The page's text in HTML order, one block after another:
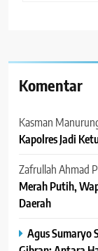
Komentar
Kasman
Kapolres Jadi
Zafrullah Ahmad
Merah Putih,
Daerah
Agus Sumaryo